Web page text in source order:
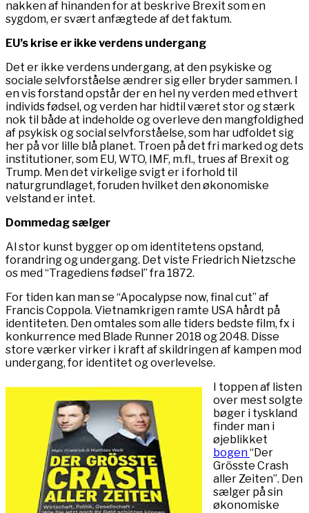
nakken af hinanden for at beskrive Brexit som en
sygdom, er svært anfægtede af det faktum.
EU’s krise er ikke verdens undergang
Det er ikke verdens undergang, at den psykiske og
sociale selvforståelse ændrer sig eller bryder sammen. I
en vis forstand opstår der en hel ny verden med ethvert
individs fødsel, og verden har hidtil været stor og stærk
nok til både at indeholde og overleve den mangfoldighed
af psykisk og social selvforståelse, som har udfoldet sig
her på vor lille blå planet. Troen på det fri marked og dets
institutioner, som EU, WTO, IMF, m.fl., trues af Brexit og
Trump. Men det virkelige svigt er i forhold til
naturgrundlaget, foruden hvilket den økonomiske
velstand er intet.
Dommedag sælger
Al stor kunst bygger op om identitetens opstand,
forandring og undergang. Det viste Friedrich Nietzsche
os med “Tragediens fødsel” fra 1872.
For tiden kan man se “Apocalypse now, final cut” af
Francis Coppola. Vietnamkrigen ramte USA hårdt på
identiteten. Den omtales som alle tiders bedste film, fx i
konkurrence med Blade Runner 2018 og 2048. Disse
store værker virker i kraft af skildringen af kampen mod
undergang, for identitet og overlevelse.
I toppen af listen
over mest solgte
bøger i tyskland
finder man i
øjeblikket
bogen“Der
Grösste Crash
aller Zeiten”. Den
sælger på sin
økonomiske